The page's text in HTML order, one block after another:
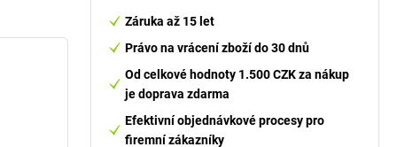
Záruka až 15 let
Právo na vrácení zboží do 30 dnů
Od celkové hodnoty 1.500 CZK za nákup
je doprava zdarma
Efektivní objednávkové procesy pro
firemní zákazníky